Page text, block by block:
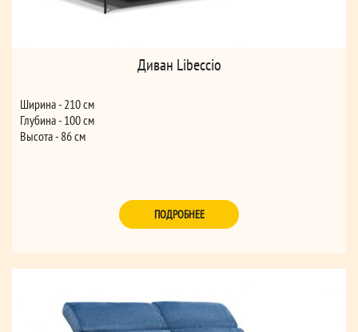
Диван Libeccio
Ширина - 210 см
Глубина - 100 см
Высота - 86 см
ПОДРОБНЕЕ